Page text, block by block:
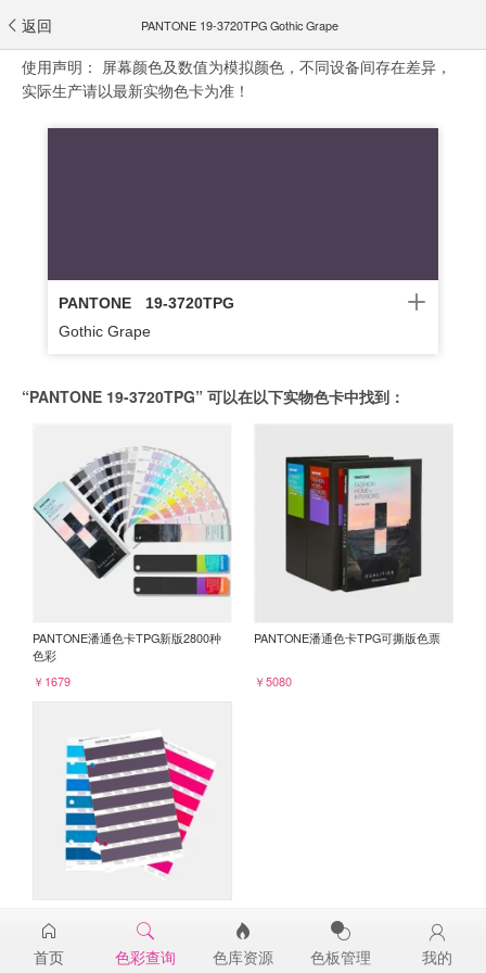
返回 PANTONE 19-3720TPG Gothic Grape
使用声明： 屏幕颜色及数值为模拟颜色，不同设备间存在差异，
实际生产请以最新实物色卡为准！
PANTONE
19-3720TPG
Gothic Grape
“PANTONE 19-3720TPG” 可以在以下实物色卡中找到：
PANTONE潘通色卡TPG新版2800种
色彩
￥1679
PANTONE潘通色卡TPG可撕版色票
￥5080
19-3720TPG
￥98
首页 色彩查询 色库资源 色板管理 我的